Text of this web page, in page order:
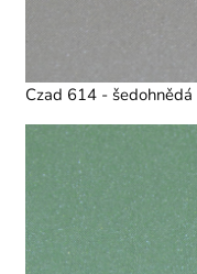
Czad 614 -